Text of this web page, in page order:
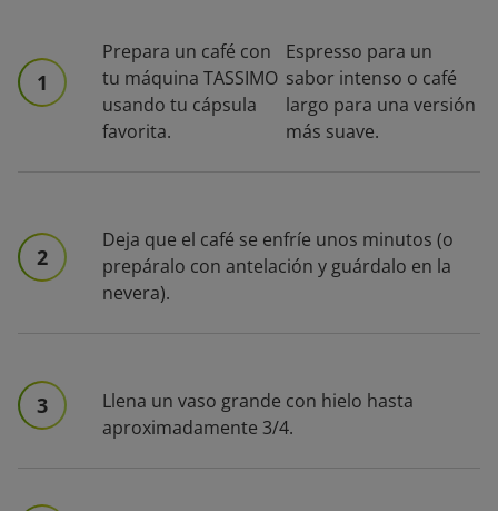
1
Prepara un café con
tu máquina TASSIMO
usando tu cápsula
favorita.
Espresso para un
sabor intenso o café
largo para una versión
más suave.
2
Deja que el café se enfríe unos minutos (o
prepáralo con antelación y guárdalo en la
nevera).
3
Llena un vaso grande con hielo hasta
aproximadamente 3/4.